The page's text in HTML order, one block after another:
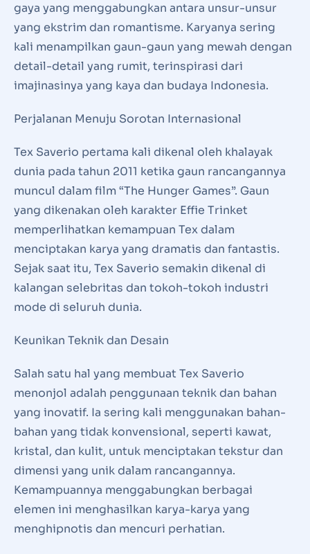
gaya yang menggabungkan antara unsur-unsur
yang ekstrim dan romantisme. Karyanya sering
kali menampilkan gaun-gaun yang mewah dengan
detail-detail yang rumit, terinspirasi dari
imajinasinya yang kaya dan budaya Indonesia.
Perjalanan Menuju Sorotan Internasional
Tex Saverio pertama kali dikenal oleh khalayak
dunia pada tahun 2011 ketika gaun rancangannya
muncul dalam film “The Hunger Games”. Gaun
yang dikenakan oleh karakter Effie Trinket
memperlihatkan kemampuan Tex dalam
menciptakan karya yang dramatis dan fantastis.
Sejak saat itu, Tex Saverio semakin dikenal di
kalangan selebritas dan tokoh-tokoh industri
mode di seluruh dunia.
Keunikan Teknik dan Desain
Salah satu hal yang membuat Tex Saverio
menonjol adalah penggunaan teknik dan bahan
yang inovatif. Ia sering kali menggunakan bahan-
bahan yang tidak konvensional, seperti kawat,
kristal, dan kulit, untuk menciptakan tekstur dan
dimensi yang unik dalam rancangannya.
Kemampuannya menggabungkan berbagai
elemen ini menghasilkan karya-karya yang
menghipnotis dan mencuri perhatian.